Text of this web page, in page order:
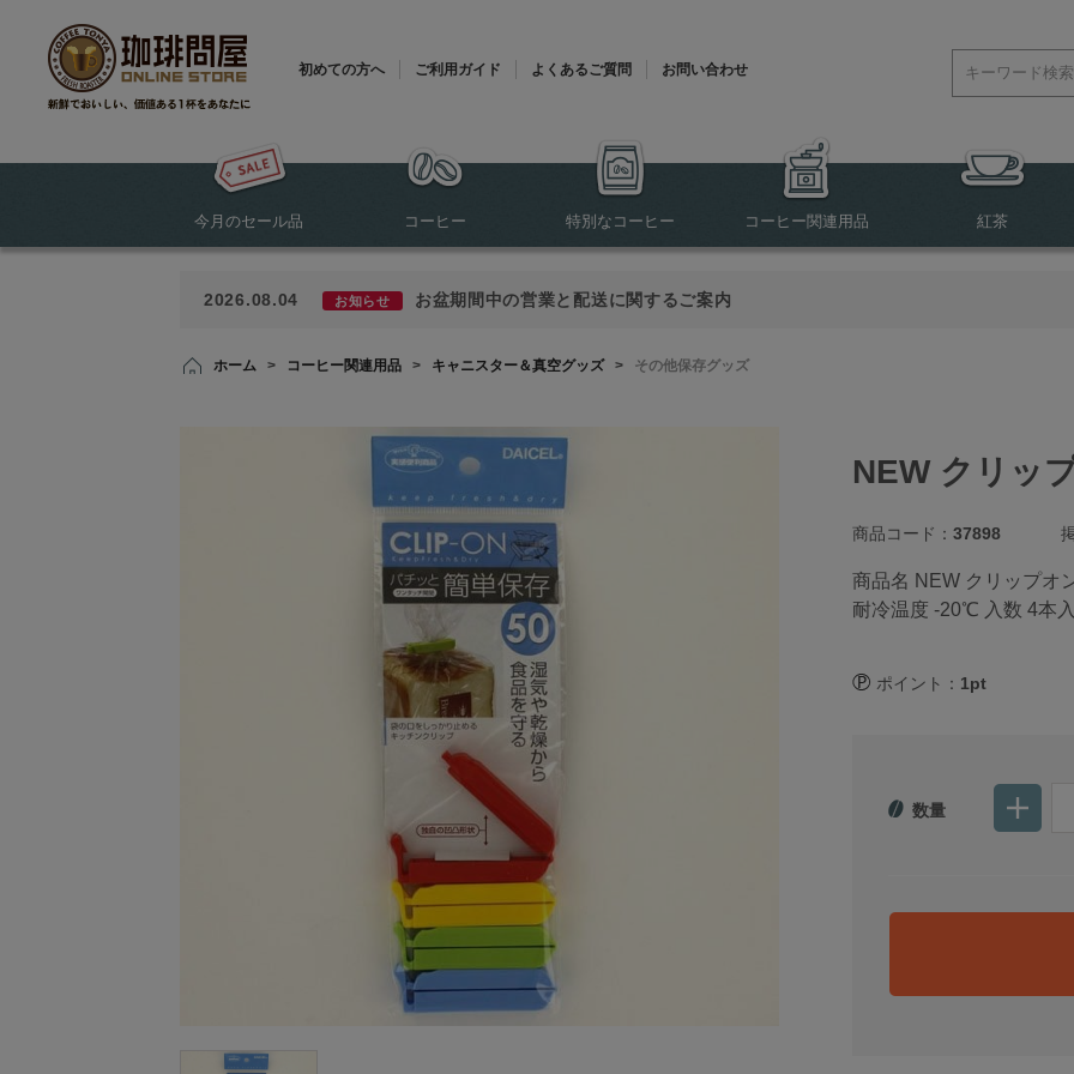
初めての方へ ご利用ガイド よくあるご質問 お問い合わせ
今月のセール品 コーヒー 特別なコーヒー コーヒー関連用品 紅茶
2026.08.04 お知らせ お盆期間中の営業と配送に関するご案内
ホーム > コーヒー関連用品 > キャニスター＆真空グッズ > その他保存グッズ
NEW クリッ
商品コード：37898
商品名 NEW クリップオ
耐冷温度 -20℃ 入数 4本
ポイント： 1pt
数量